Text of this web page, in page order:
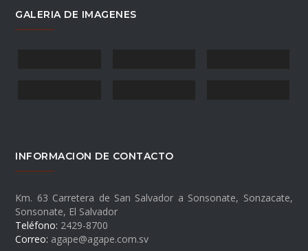
GALERIA DE IMAGENES
INFORMACION DE CONTACTO
Km. 63 Carretera de San Salvador a Sonsonate, Sonzacate,
Sonsonate, El Salvador
Teléfono: 2429-8700
Correo: agape@agape.com.sv